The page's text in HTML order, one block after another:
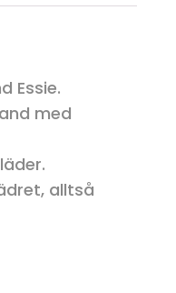
Essie.
med
alltså